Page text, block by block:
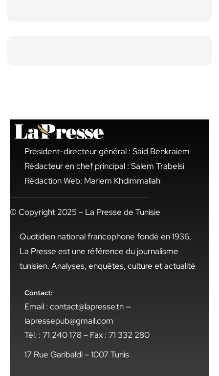
Président-directeur général : Said Benkraiem
Rédacteur en chef principal : Salem Trabelsi
Rédaction Web: Mariem Khdimmallah
© Copyright 2025 – La Presse de Tunisie
Quotidien national francophone fondé en 1936,
La Presse est une référence du journalisme
tunisien. Analyses, enquêtes, culture et actualité
Contact:
Email : contact@lapresse.tn —
lapressepub@gmail.com
Tél. : 71 240 178 – Fax : 71 332 280
17 Rue Garibaldi – 1007 Tunis